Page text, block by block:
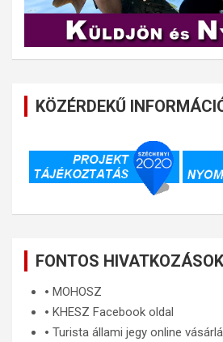
KÖZÉRDEKŰ
FONTOS HIVATKOZÁSOK
🞄 MOHOSZ
🞄 KHESZ Facebook oldal
🞄 Turista állami jegy online